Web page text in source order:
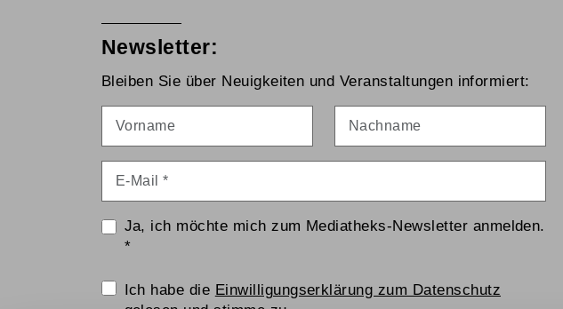
Newsletter:
Bleiben Sie über Neuigkeiten und Veranstaltungen informiert:
Ja, ich möchte mich zum Mediatheks-Newsletter anmelden.
*
Einwilligungserklärung
Ich habe die Einwilligungserklärung zum Datenschutz